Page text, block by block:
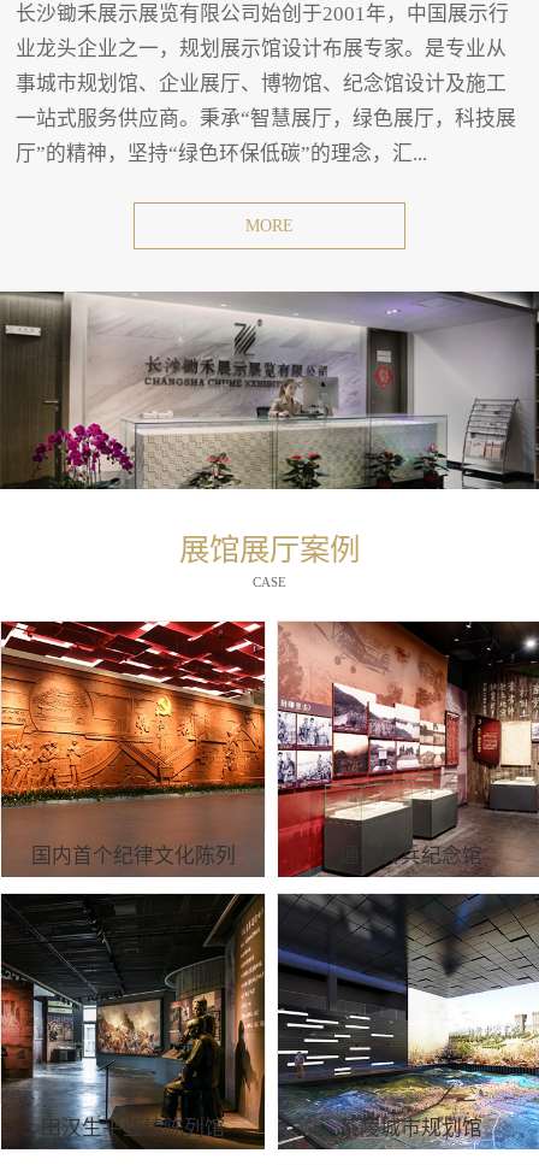
长沙锄禾展示展览有限公司始创于2001年，中国展示行
业龙头企业之一，规划展示馆设计布展专家。是专业从
事城市规划馆、企业展厅、博物馆、纪念馆设计及施工
一站式服务供应商。秉承“智慧展厅，绿色展厅，科技展
厅”的精神，坚持“绿色环保低碳”的理念，汇...
MORE
展馆展厅案例
CASE
国内首个纪律文化陈列 通道转兵纪念馆
田汉生平业绩陈列馆 茶陵城市规划馆